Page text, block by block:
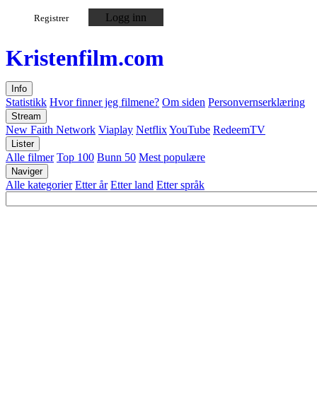
Registrer Logg inn
Kristenfilm.com
Info
Statistikk Hvor finner jeg filmene? Om siden Personvernserklæring
Stream
New Faith Network Viaplay NetflixYouTube RedeemTV
Lister
Alle filmer Top 100 Bunn 50 Mest populære
Naviger
Alle kategorier Etter år Etter land Etter språk